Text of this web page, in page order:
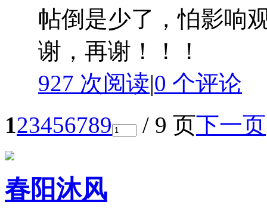
帖倒是少了，怕影响
谢，再谢！！！
927 次阅读|0 个评论
123456789 / 9 页下一页
春阳沐风